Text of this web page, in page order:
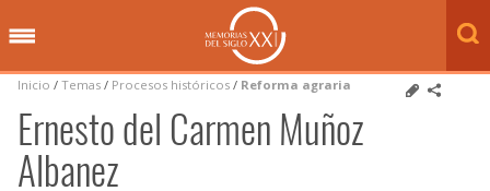
Inicio / Temas / Procesos históricos / Reforma agraria
Ernesto del Carmen Muñoz
Albanez